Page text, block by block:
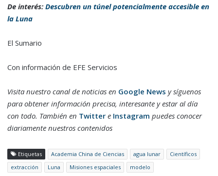
De interés: Descubren un túnel potencialmente accesible en
la Luna
El Sumario
Con información de EFE Servicios
Visita nuestro canal de noticias en Google News y síguenos
para obtener información precisa, interesante y estar al día
con todo. También en Twitter e Instagram puedes conocer
diariamente nuestros contenidos
Etiquetas Academia China de Ciencias agua lunar
Científicos
extracción
Luna Misiones espaciales modelo